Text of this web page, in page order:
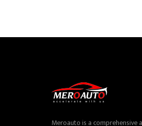
Meroauto is a comprehensive